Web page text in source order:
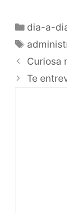
dia-a-
Curiosa
Te